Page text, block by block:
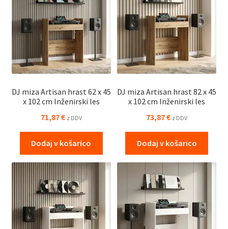
DJ miza Artisan hrast 62 x 45
x 102 cm Inženirski les
71,87€ z DDV
Dodaj v košarico
DJ miza Artisan hrast 82 x 45
x 102 cm Inženirski les
73,87€ z DDV
Dodaj v košarico